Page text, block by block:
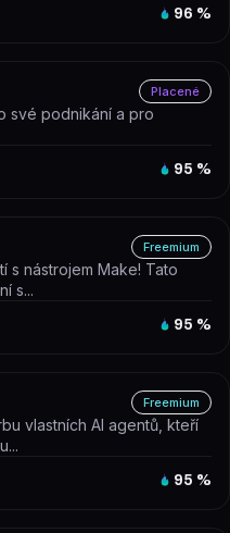
96 %
Placené
své podnikání a pro
95 %
Freemium
s nástrojem Make! Tato
s...
95 %
Freemium
vlastních AI agentů, kteří
95 %